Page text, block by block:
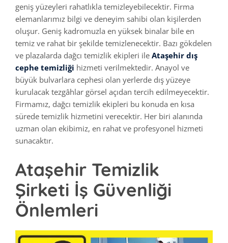
geniş yüzeyleri rahatlıkla temizleyebilecektir. Firma
elemanlarımız bilgi ve deneyim sahibi olan kişilerden
oluşur. Geniş kadromuzla en yüksek binalar bile en
temiz ve rahat bir şekilde temizlenecektir. Bazı gökdelen
ve plazalarda dağcı temizlik ekipleri ile Ataşehir dış
cephe temizliği hizmeti verilmektedir. Anayol ve
büyük bulvarlara cephesi olan yerlerde dış yüzeye
kurulacak tezgâhlar görsel açıdan tercih edilmeyecektir.
Firmamız, dağcı temizlik ekipleri bu konuda en kısa
sürede temizlik hizmetini verecektir. Her biri alanında
uzman olan ekibimiz, en rahat ve profesyonel hizmeti
sunacaktır.
Ataşehir Temizlik
Şirketi İş Güvenliği
Önlemleri